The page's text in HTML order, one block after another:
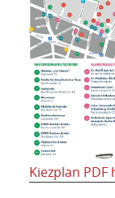
Kiezplan